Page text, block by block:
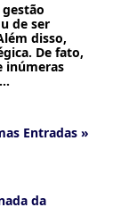
de ser
disso,
De fato,
inúmeras
Entradas »